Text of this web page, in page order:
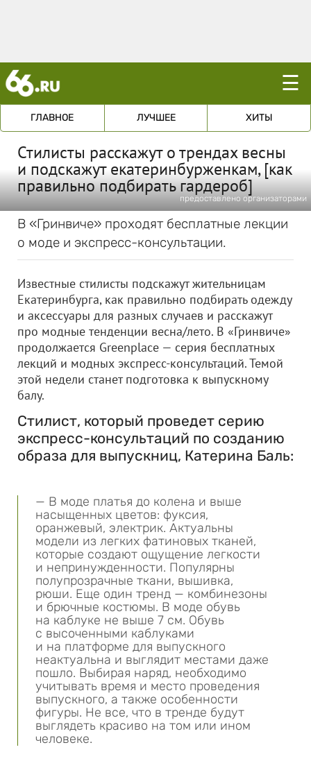
☰
ГЛАВНОЕ ЛУЧШЕЕ ХИТЫ
Стилисты расскажут о трендах весны
и подскажут екатеринбурженкам, [как
правильно подбирать гардероб]
предоставлено организаторами
В «Гринвиче» проходят бесплатные лекции
о моде и экспресс-консультации.
Известные стилисты подскажут жительницам
Екатеринбурга, как правильно подбирать одежду
и аксессуары для разных случаев и расскажут
про модные тенденции весна/лето. В «Гринвиче»
продолжается Greenplace — серия бесплатных
лекций и модных экспресс-консультаций. Темой
этой недели станет подготовка к выпускному
балу.
Стилист, который проведет серию
экспресс-консультаций по созданию
образа для выпускниц, Катерина Баль:
— В моде платья до колена и выше
насыщенных цветов: фуксия,
оранжевый, электрик. Актуальны
модели из легких фатиновых тканей,
которые создают ощущение легкости
и непринужденности. Популярны
полупрозрачные ткани, вышивка,
рюши. Еще один тренд — комбинезоны
и брючные костюмы. В моде обувь
на каблуке не выше 7 см. Обувь
с высоченными каблуками
и на платформе для выпускного
неактуальна и выглядит местами даже
пошло. Выбирая наряд, необходимо
учитывать время и место проведения
выпускного, а также особенности
фигуры. Не все, что в тренде будут
выглядеть красиво на том или ином
человеке.